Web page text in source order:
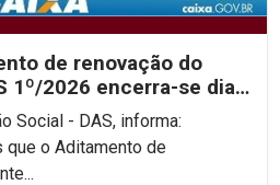
de renovação do
1º/2026 encerra-se dia
Social - DAS, informa: